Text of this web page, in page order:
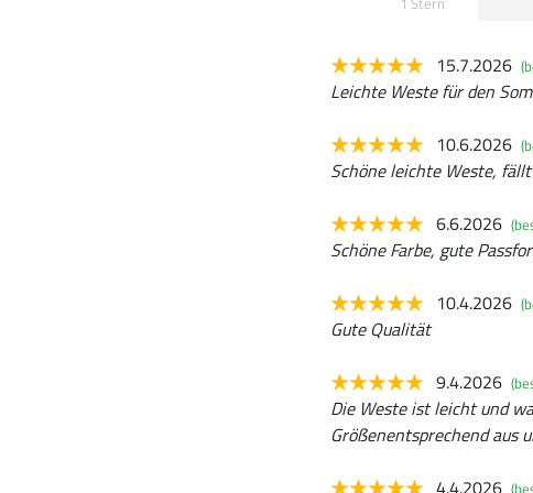
15.7.2026
Leichte Weste für den
10.6.2026
Schöne leichte Weste,
6.6.2026
Schöne Farbe, gute
10.4.2026
Gute Qualität
9.4.2026
Die Weste ist leicht und
Größenentsprechend aus
4.4.2026